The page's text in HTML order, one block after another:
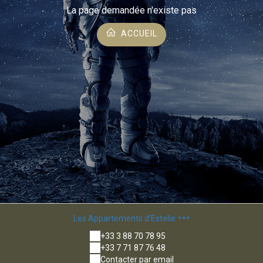
La page demandée n'existe pas
ACCUEIL
Les Appartements d'Estelle
+33 3 88 70 78 95
+33 7 71 87 76 48
Contacter par email